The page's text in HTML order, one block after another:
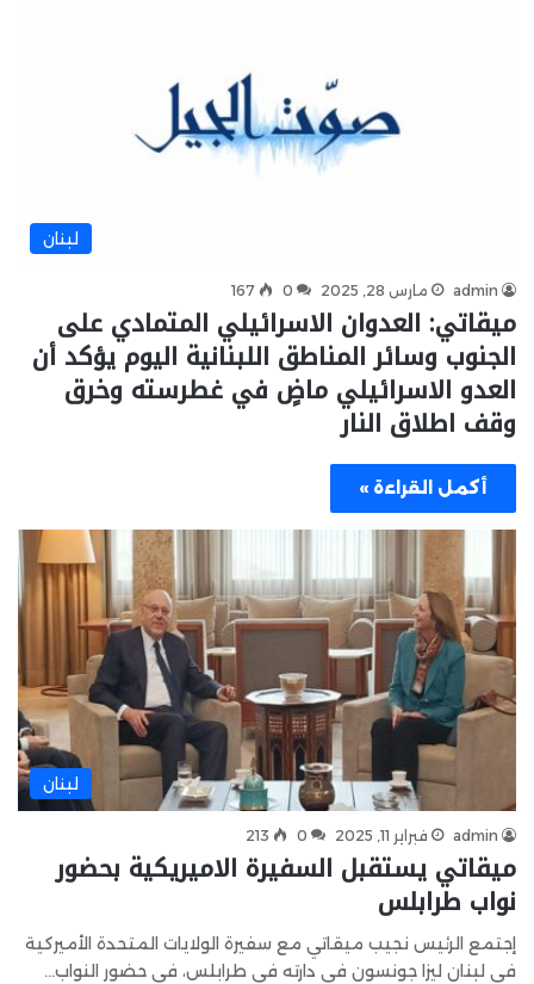
لبنان
admin مارس 28, 2025 0
167
ميقاتي: العدوان الاسرائيلي المتمادي على
الجنوب وسائر المناطق اللبنانية اليوم يؤكد أن
العدو الاسرائيلي ماضٍ في غطرسته وخرق
وقف اطلاق النار
أكمل القراءة »
لبنان
admin فبراير 11, 2025 0
213
ميقاتي يستقبل السفيرة الاميريكية بحضور
نواب طرابلس
إجتمع الرئيس نجيب ميقاتي مع سفيرة الولايات المتحدة الأميركية
في لبنان ليزا جونسون في دارته في طرابلس، في حضور النواب…